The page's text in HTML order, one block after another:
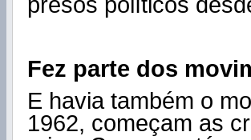
Fez parte dos
E havia também o
1962, começam as